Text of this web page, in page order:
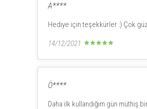
A****
Hediye için teşekkürler :) Çok
14/12/2021
Ö****
Daha ilk kullandığım gün müthiş